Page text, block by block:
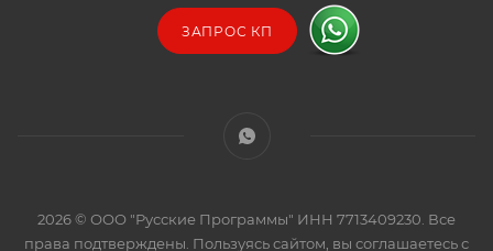
ЗАПРОС КП
2026 © ООО "Русские Программы" ИНН 7713409230. Все
права подтверждены. Пользуясь сайтом, вы соглашаетесь с